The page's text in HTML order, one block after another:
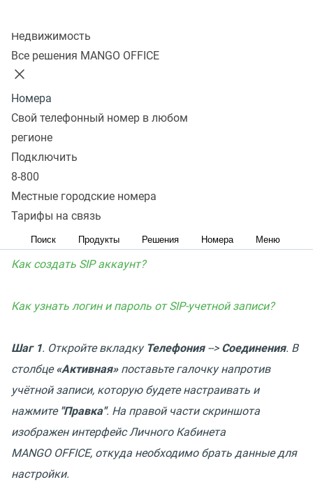
Недвижимость
Все решения MANGO OFFICE
Номера
Свой телефонный номер в любом
регионе
Подключить
8-800
Местные городские номера
Тарифы на связь
Поиск Продукты Решения Номера Меню
Вход на страницу настроек
Настройка телефона
Внимание! В качестве примера на всех скриншотах
указан SIP-адрес (имя пользователя и домен) вида
ivan@test.mangosip.ru. Вместо него везде необходимо
указать ваш SIP-адрес из личного кабинета.
Как создать SIP аккаунт?
Как узнать логин и пароль от SIP-учетной записи?
Шаг 1. Откройте вкладку Телефония --> Соединения. В
столбце «Активная» поставьте галочку напротив
учётной записи, которую будете настраивать и
нажмите "Правка". На правой части скриншота
изображен интерфейс Личного Кабинета
MANGO OFFICE, откуда необходимо брать данные для
настройки.